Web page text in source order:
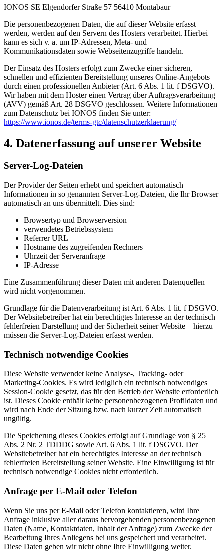
IONOS SE Elgendorfer Straße 57 56410 Montabaur
Die personenbezogenen Daten, die auf dieser Website erfasst
werden, werden auf den Servern des Hosters verarbeitet. Hierbei
kann es sich v. a. um IP-Adressen, Meta- und
Kommunikationsdaten sowie Webseitenzugriffe handeln.
Der Einsatz des Hosters erfolgt zum Zwecke einer sicheren,
schnellen und effizienten Bereitstellung unseres Online-Angebots
durch einen professionellen Anbieter (Art. 6 Abs. 1 lit. f DSGVO).
Wir haben mit dem Hoster einen Vertrag über Auftragsverarbeitung
(AVV) gemäß Art. 28 DSGVO geschlossen. Weitere Informationen
zum Datenschutz bei IONOS finden Sie unter:
https://www.ionos.de/terms-gtc/datenschutzerklaerung/
4. Datenerfassung auf unserer Website
Server-Log-Dateien
Der Provider der Seiten erhebt und speichert automatisch
Informationen in so genannten Server-Log-Dateien, die Ihr Browser
automatisch an uns übermittelt. Dies sind:
Browsertyp und Browserversion
verwendetes Betriebssystem
Referrer URL
Hostname des zugreifenden Rechners
Uhrzeit der Serveranfrage
IP-Adresse
Eine Zusammenführung dieser Daten mit anderen Datenquellen
wird nicht vorgenommen.
Grundlage für die Datenverarbeitung ist Art. 6 Abs. 1 lit. f DSGVO.
Der Websitebetreiber hat ein berechtigtes Interesse an der technisch
fehlerfreien Darstellung und der Sicherheit seiner Website – hierzu
müssen die Server-Log-Dateien erfasst werden.
Technisch notwendige Cookies
Diese Website verwendet keine Analyse-, Tracking- oder
Marketing-Cookies. Es wird lediglich ein technisch notwendiges
Session-Cookie gesetzt, das für den Betrieb der Website erforderlich
ist. Dieses Cookie enthält keine personenbezogenen Profildaten und
wird nach Ende der Sitzung bzw. nach kurzer Zeit automatisch
ungültig.
Die Speicherung dieses Cookies erfolgt auf Grundlage von § 25
Abs. 2 Nr. 2 TDDDG sowie Art. 6 Abs. 1 lit. f DSGVO. Der
Websitebetreiber hat ein berechtigtes Interesse an der technisch
fehlerfreien Bereitstellung seiner Website. Eine Einwilligung ist für
technisch notwendige Cookies nicht erforderlich.
Anfrage per E-Mail oder Telefon
Wenn Sie uns per E-Mail oder Telefon kontaktieren, wird Ihre
Anfrage inklusive aller daraus hervorgehenden personenbezogenen
Daten (Name, Kontaktdaten, Inhalt der Anfrage) zum Zwecke der
Bearbeitung Ihres Anliegens bei uns gespeichert und verarbeitet.
Diese Daten geben wir nicht ohne Ihre Einwilligung weiter.